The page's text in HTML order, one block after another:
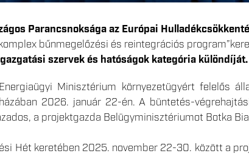
Parancsnoksága az Európai
bűnmegelőzési és reintegrációs
szervek és hatóságok kategória különdíját.
Minisztérium környezetügyért felelős
2026. január 22-én. A büntetés-
a projektgazda Belügyminisztériumot Botka
Hét keretében 2025. november 22-30. között a